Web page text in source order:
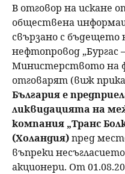
В отговор на искане
обществена
свързано с бъдещето
нефтопровод „Бургас
Министерството на
отговарят (виж
България е
ликвидацията на
компания „Транс
(Холандия)пред
въпреки
акционери. От